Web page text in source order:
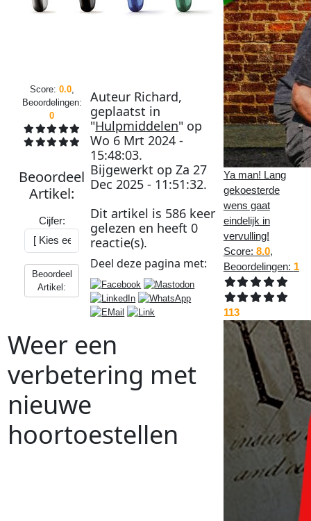
Score: 0.0,
Beoordelingen:
0
Beoordeel
Artikel:
Cijfer:
Beoordeel
Artikel:
Auteur Richard,
geplaatst in
"Hulpmiddelen" op
Wo 6 Mrt 2024 -
15:48:03.
Bijgewerkt opZa 27
Dec 2025 - 11:51:32.
Dit artikel is 586 keer
gelezen en heeft0
reactie(s).
Deel deze pagina met:
Weer een
verbetering met
nieuwe
hoortoestellen
Volgend
Ya man! Lang
gekoesterde
wens gaat
eindelijk in
vervulling!
Score: 8.0,
Beoordelingen: 1
113